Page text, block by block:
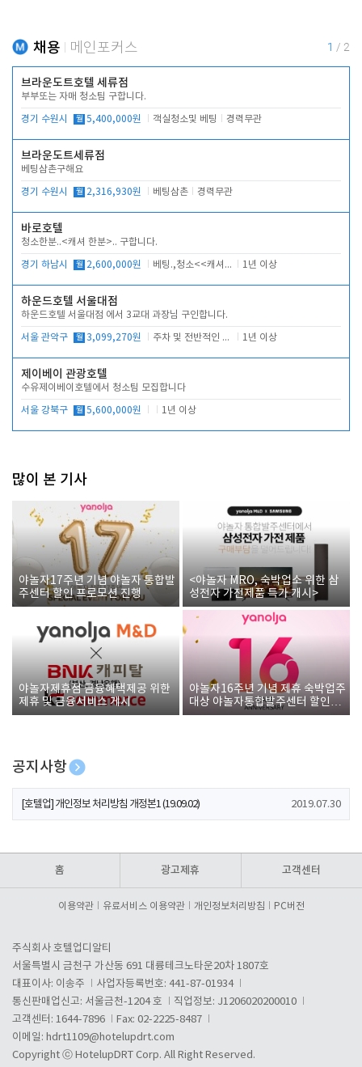
채용 메인포커스 1 / 2
브라운도트호텔 세류점
부부또는 자매 청소팀 구합니다.
경기 수원시 월 5,400,000원 객실청소및 베팅 경력무관
브라운도트세류점
베팅삼촌구해요
경기 수원시 월 2,316,930원 베팅삼촌 경력무관
바로호텔
청소한분..<캐셔 한분>.. 구합니다.
경기 하남시 월 2,600,000원 베팅.,청소<<캐셔 모셔봅니다. 1년 이상
하운드호텔 서울대점
하운드호텔 서울대점 에서 3교대 과장님 구인합니다.
서울 관악구 월 3,099,270원 주차 및 전반적인 당번업무 1년 이상
제이베이 관광호텔
수유제이베이호텔에서 청소팀 모집합니다
서울 강북구 월 5,600,000원 1년 이상
많이 본 기사
야놀자17주년 기념 야놀자 통합발
주센터 할인 프로모션 진행
<야놀자 MRO, 숙박업소 위한 삼
성전자 가전제품 특가 개시>
야놀자제휴점 금융혜택제공 위한
제휴 및 금융서비스 게시
야놀자16주년 기념 제휴 숙박업주
대상 야놀자통합발주센터 할인쿠
폰 증정
공지사항
[호텔업] 개인정보 처리방침 개정본2 (19.09.02)
[호텔업] 개인정보 처리방침 개정본1 (19.09.02) 2019.07.30
홈 광고제휴 고객센터
이용약관 유료서비스 이용약관 개인정보처리방침 PC버전
주식회사 호텔업디알티
서울특별시 금천구 가산동 691 대륭테크노타운20차 1807호
대표이사: 이송주
사업자등록번호: 441-87-01934
통신판매업신고: 서울금천-1204 호
직업정보: J1206020200010
고객센터: 1644-7896
Fax: 02-2225-8487
이메일: hdrt1109@hotelupdrt.com
Copyright ⓒ HotelupDRT Corp. All Right Reserved.